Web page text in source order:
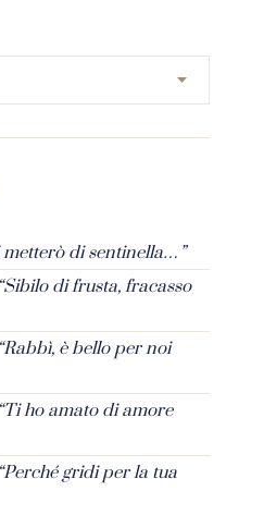
di sentinella…”
di frusta, fracasso
è bello per noi
ho amato di amore
gridi per la tua